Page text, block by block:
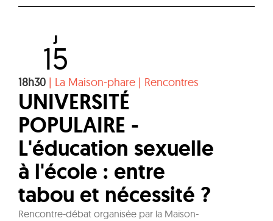
J
15
18h30 | La Maison-phare | Rencontres
UNIVERSITÉ
POPULAIRE -
L'éducation sexuelle
à l'école : entre
tabou et nécessité ?
Rencontre-débat organisée par la Maison-